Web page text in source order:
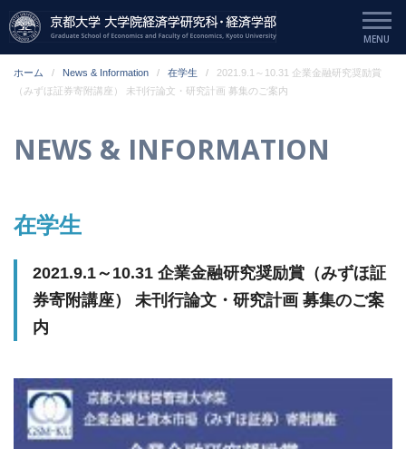
ホーム News & Information 在学生
2021.9.1～10.31 企業金融研究奨励賞
（みずほ証券寄附講座） 未刊行論文・研究計画 募集のご案内
NEWS & INFORMATION
在学生
2021.9.1～10.31 企業金融研究奨励賞（みずほ証
券寄附講座） 未刊行論文・研究計画 募集のご案
内